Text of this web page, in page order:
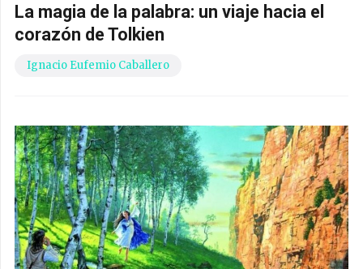
La magia de la palabra: un viaje hacia el
corazón de Tolkien
Ignacio Eufemio Caballero